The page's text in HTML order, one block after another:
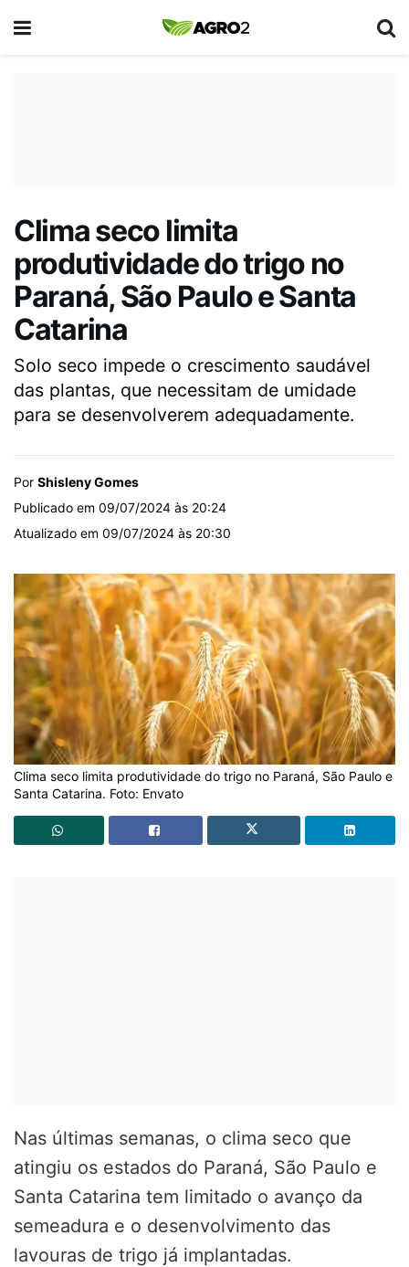
Clima seco limita
produtividade do trigo no
Paraná, São Paulo e Santa
Catarina
Solo seco impede o crescimento saudável
das plantas, que necessitam de umidade
para se desenvolverem adequadamente.
Por Shisleny Gomes
Publicado em 09/07/2024 às 20:24
Atualizado em 09/07/2024 às 20:30
Clima seco limita produtividade do trigo no Paraná, São Paulo e
Santa Catarina. Foto: Envato
Nas últimas semanas, o clima seco que
atingiu os estados do Paraná, São Paulo e
Santa Catarina tem limitado o avanço da
semeadura e o desenvolvimento das
lavouras de trigo já implantadas.